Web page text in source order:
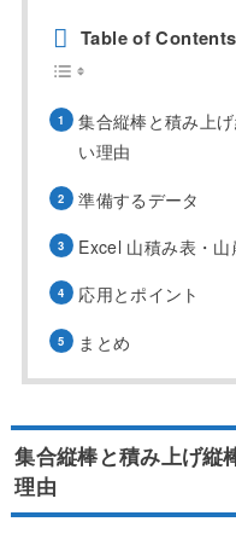
Table of Contents
集合縦棒と積み上
い理由
準備するデータ
Excel 山積み表・
応用とポイント
まとめ
集合縦棒と積み上げ縦
理由